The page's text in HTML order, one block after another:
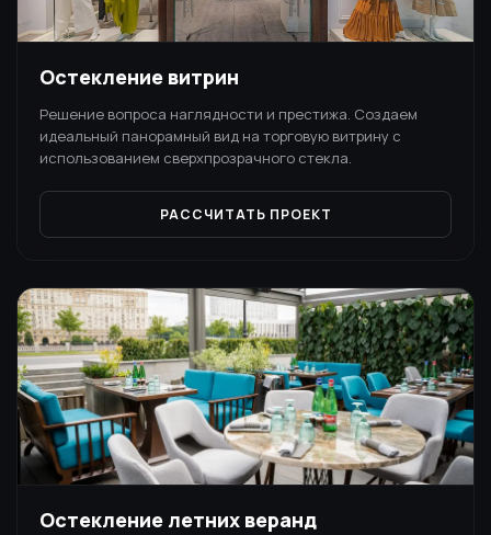
Остекление витрин
Решение вопроса наглядности и престижа. Создаем
идеальный панорамный вид на торговую витрину с
использованием сверхпрозрачного стекла.
РАССЧИТАТЬ ПРОЕКТ
Остекление летних веранд